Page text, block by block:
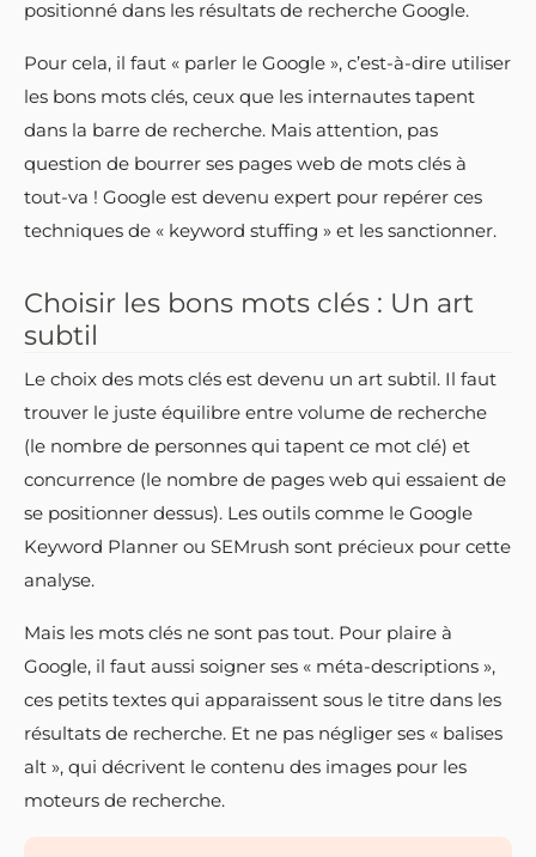
positionné dans les résultats de recherche Google.
Pour cela, il faut « parler le Google », c’est-à-dire utiliser
les bons mots clés, ceux que les internautes tapent
dans la barre de recherche. Mais attention, pas
question de bourrer ses pages web de mots clés à
tout-va ! Google est devenu expert pour repérer ces
techniques de « keyword stuffing » et les sanctionner.
Choisir les bons mots clés : Un art
subtil
Le choix des mots clés est devenu un art subtil. Il faut
trouver le juste équilibre entre volume de recherche
(le nombre de personnes qui tapent ce mot clé) et
concurrence (le nombre de pages web qui essaient de
se positionner dessus). Les outils comme le Google
Keyword Planner ou SEMrush sont précieux pour cette
analyse.
Mais les mots clés ne sont pas tout. Pour plaire à
Google, il faut aussi soigner ses « méta-descriptions »,
ces petits textes qui apparaissent sous le titre dans les
résultats de recherche. Et ne pas négliger ses « balises
alt », qui décrivent le contenu des images pour les
moteurs de recherche.